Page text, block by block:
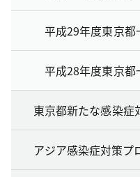
平成29年度東京
平成28年度東京
東京都新たな感染症
アジア感染症対策プ